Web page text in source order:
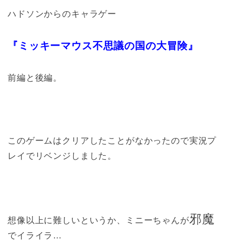
ハドソンからのキャラゲー
『ミッキーマウス不思議の国の大冒険』
前編と後編。
このゲームはクリアしたことがなかったので実況プ
レイでリベンジしました。
想像以上に難しいというか、ミニーちゃんが邪魔
でイライラ…